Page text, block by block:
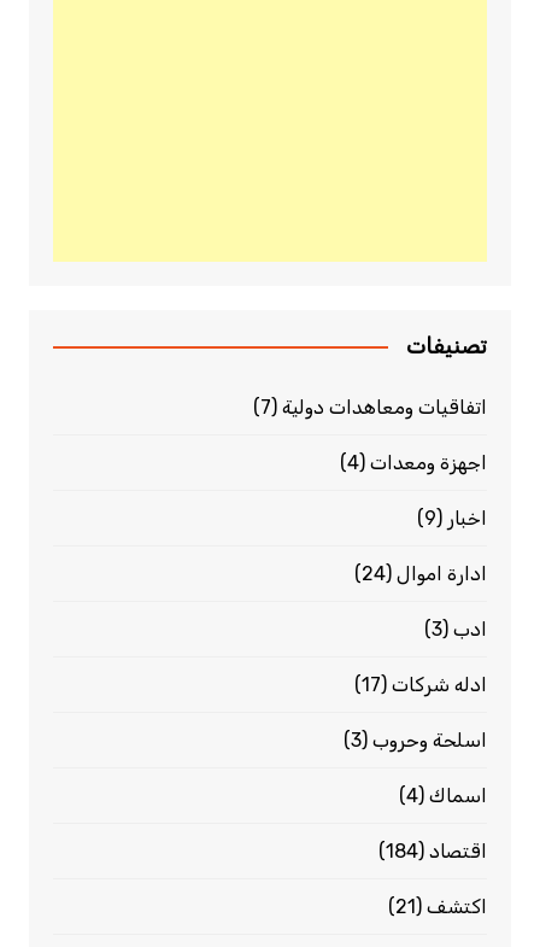
تصنيفات
اتفاقيات ومعاهدات دولية(7)
اجهزة ومعدات(4)
اخبار (9)
ادارة اموال(24)
ادب(3)
ادله شركات(17)
اسلحة وحروب(3)
اسماك(4)
اقتصاد(184)
اكتشف(21)